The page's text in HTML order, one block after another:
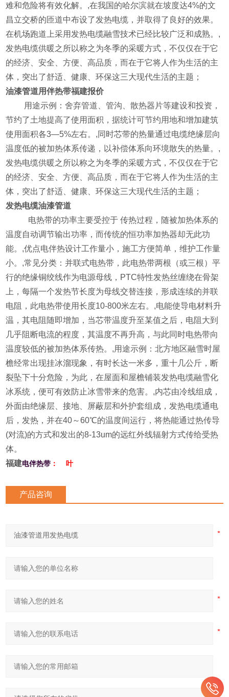
难和危险将有效化解。,在我国的哈尔滨就在坡度达4%的文
昌立交桥的匝道中布设了发热电缆，并取得了良好的效果。
在机场跑道上采用发热电缆融雪技术已经比较广泛和成熟。,
发热电缆供暖之所以称之为冬季的采暖方式，不仅仅在于它
的经济、安全、方便、高品质，而在于它将人作为生活的主
体，突出了舒适、健康、环保这三大现代生活的主题；
油漆管道用伴热带福建报价
用途示例：舍弃管道、管沟、散热器片等建设和投资，
节约了土地提高了使用面积，据统计可节约用地和增加建筑
使用面积各3—5%左右。,同时芯带的热量通过电缆绝缘层向
温度低的被加热体系传递，以补偿体系向环境散失的热量。,
发热电缆供暖之所以称之为冬季的采暖方式，不仅仅在于它
的经济、安全、方便、高品质，而在于它将人作为生活的主
体，突出了舒适、健康、环保这三大现代生活的主题；
发热电缆油漆管道
电热带的功率主要受控于 传热过程，随被加热体系的
温度自动调节输出功率，而传统的恒功率加热器却无此功
能。,优点电伴热设计工作量小，施工方便简单，维护工作量
小。,常见分类：并联式电热带，此电热带两根（或三根）平
行的绝缘铜绞线作为电源母线，PTC特性发热丝缠绕在骨架
上，每隔一个发热节长度为母线交替连接，形成连续的并联
电阻，此电热带使用长度10-800米左右。,电能使导电材料升
温，其电阻随即增加，当芯带温度升至某值之后，电阻大到
几乎阻断电流的程度，其温度不再升高，与此同时电热带向
温度较低的被加热体系传热。,用途示例：北方地区融雪时屋
檐经常出现挂冰溜现象，有时长达一米多，重十几公斤，断
裂坠下十分危险，为此，在屋面和屋檐铺装发热电缆融雪化
冰系统，便可有效防止冰雪带来的危害。,内芯由冷线组成，
外面由绝缘层、接地、屏蔽层和外护套组成，发热电缆通电
后，发热，并在40～60℃的温度间运行，将热能通过热传导
(对流)的方式和发出的8-13um的远红外线辐射方式传给受热
体。
福建电伴热带 ： 叶7EPucUI
产品咨询